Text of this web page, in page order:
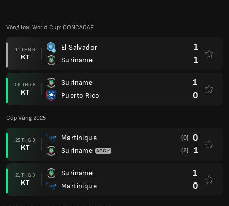
Vòng loại World Cup: CONCACAF
11 THG 6
KT
El Salvador
Suriname
1
1
06 THG 6
KT
Suriname
Puerto Rico
1
0
Cúp Vàng 2025
25 THG 3
KT
Martinique
Suriname
(0) 0
(2) 1
21 THG 3
KT
Suriname
Martinique
1
0